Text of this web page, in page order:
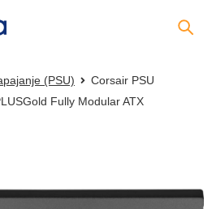
(PSU)
Corsair PSU
Fully Modular ATX